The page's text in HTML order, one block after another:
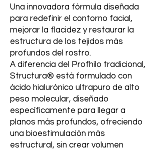
Una innovadora fórmula diseñada
para redefinir el contorno facial,
mejorar la flacidez y restaurar la
estructura de los tejidos más
profundos del rostro.
A diferencia del Profhilo tradicional,
Structura® está formulado con
ácido hialurónico ultrapuro de alto
peso molecular, diseñado
específicamente para llegar a
planos más profundos, ofreciendo
una bioestimulación más
estructural, sin crear volumen